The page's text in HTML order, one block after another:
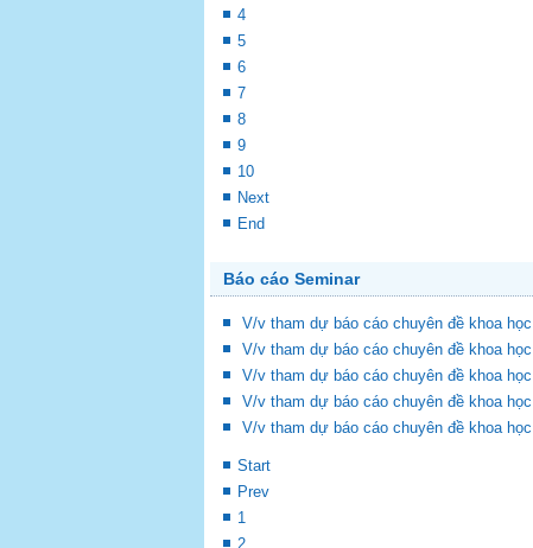
4
5
6
7
8
9
10
Next
End
Báo cáo Seminar
V/v tham dự báo cáo chuyên đề khoa
V/v tham dự báo cáo chuyên đề khoa
V/v tham dự báo cáo chuyên đề khoa
V/v tham dự báo cáo chuyên đề khoa
V/v tham dự báo cáo chuyên đề khoa
Start
Prev
1
2